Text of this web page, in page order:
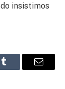
insistimos
Tumblr Email